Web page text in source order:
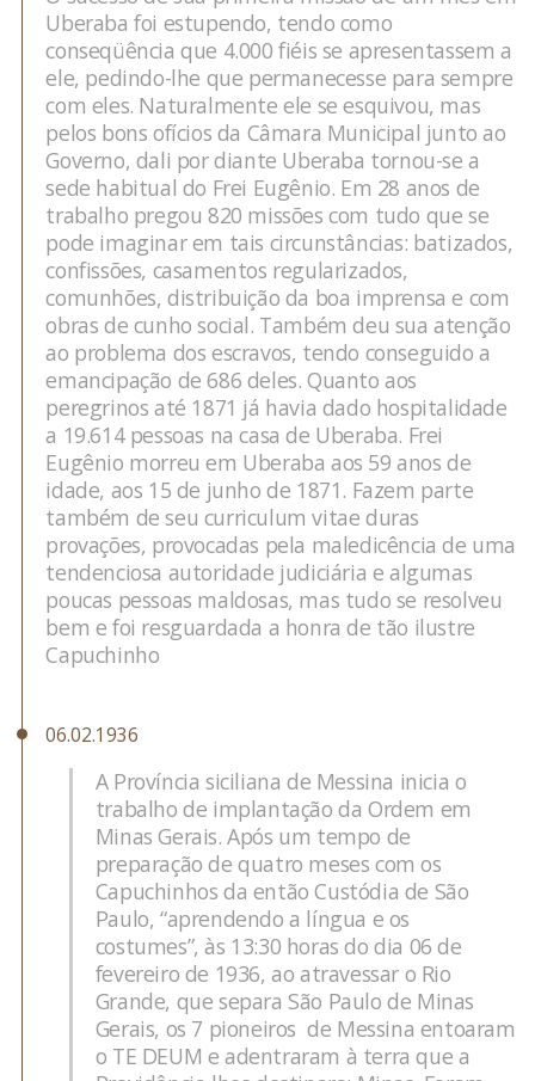
Uberaba foi estupendo, tendo como
conseqüência que 4.000 fiéis se apresentassem a
ele, pedindo-lhe que permanecesse para sempre
com eles. Naturalmente ele se esquivou, mas
pelos bons ofícios da Câmara Municipal junto ao
Governo, dali por diante Uberaba tornou-se a
sede habitual do Frei Eugênio. Em 28 anos de
trabalho pregou 820 missões com tudo que se
pode imaginar em tais circunstâncias: batizados,
confissões, casamentos regularizados,
comunhões, distribuição da boa imprensa e com
obras de cunho social. Também deu sua atenção
ao problema dos escravos, tendo conseguido a
emancipação de 686 deles. Quanto aos
peregrinos até 1871 já havia dado hospitalidade
a 19.614 pessoas na casa de Uberaba. Frei
Eugênio morreu em Uberaba aos 59 anos de
idade, aos 15 de junho de 1871. Fazem parte
também de seu curriculum vitae duras
provações, provocadas pela maledicência de uma
tendenciosa autoridade judiciária e algumas
poucas pessoas maldosas, mas tudo se resolveu
bem e foi resguardada a honra de tão ilustre
Capuchinho
06.02.1936
A Província siciliana de Messina inicia o
trabalho de implantação da Ordem em
Minas Gerais. Após um tempo de
preparação de quatro meses com os
Capuchinhos da então Custódia de São
Paulo, “aprendendo a língua e os
costumes”, às 13:30 horas do dia 06 de
fevereiro de 1936, ao atravessar o Rio
Grande, que separa São Paulo de Minas
Gerais, os 7 pioneiros de Messina entoaram
o TE DEUM e adentraram à terra que a